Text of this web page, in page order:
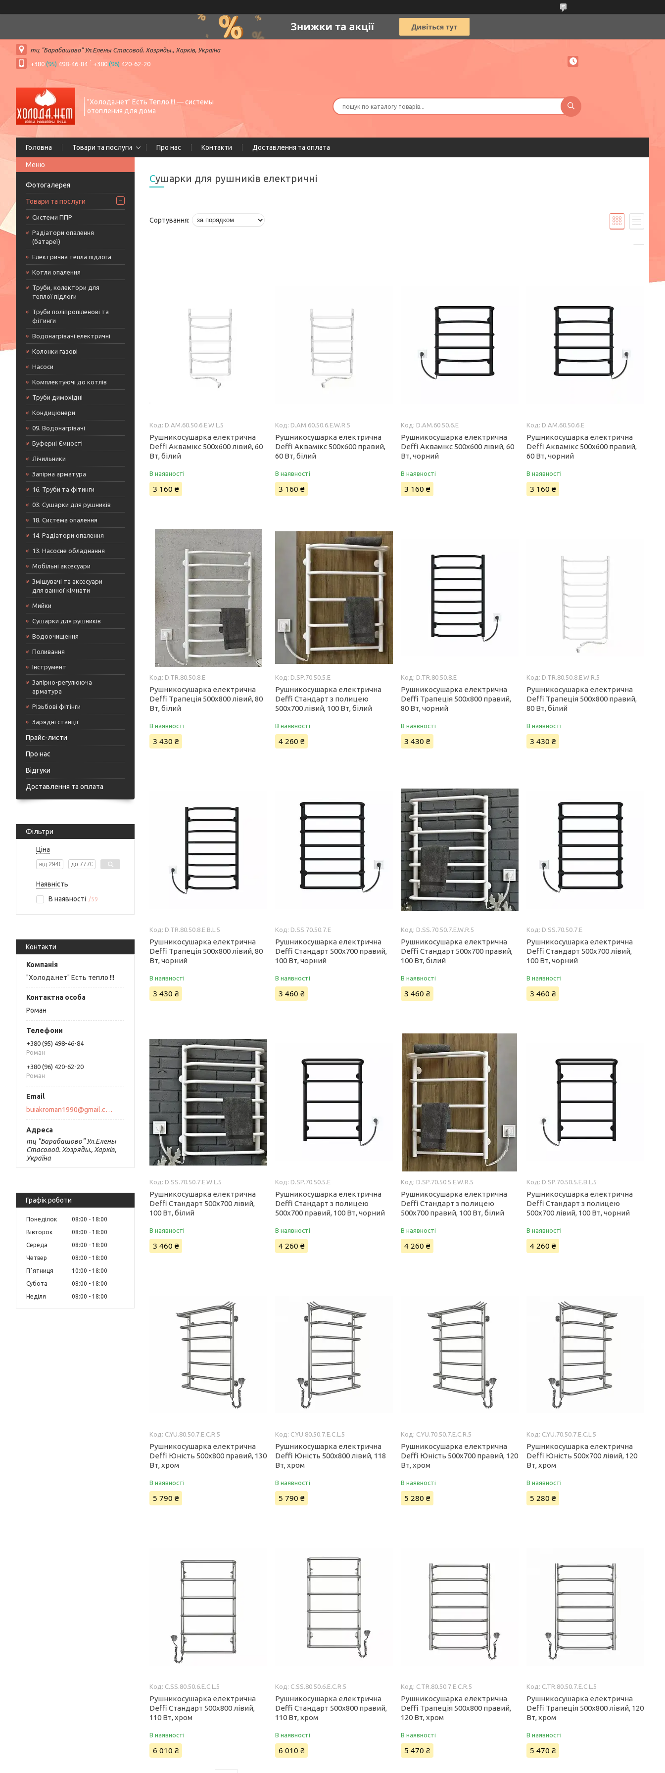
тц "Барабашово" Ул.Елены Стасовой. Хозряды., Харків, Україна
+380 (95) 498-46-84 +380 (96) 420-62-20
"Холода.нет" Есть Тепло !!! — системы
отопления для дома
Головна Товари та послуги Про нас Контакти Доставлення та оплата
Фотогалерея
Товари та послуги
Системи ППР
Радіатори опалення
(батареї)
Електрична тепла підлога
Котли опалення
Труби, колектори для
теплої підлоги
Труби поліпропіленові та
фітинги
Водонагрівачі електричні
Колонки газові
Насоси
Комплектуючі до котлів
Труби димохідні
Кондиціонери
09. Водонагрівачі
Буферні Ємності
Лічильники
Запірна арматура
16. Труби та фітинги
03. Сушарки для рушників
18. Система опалення
14. Радіатори опалення
13. Насосне обладнання
Мобільні аксесуари
Змішувачі та аксесуари
для ванної кімнати
Мийки
Сушарки для рушників
Водоочищення
Поливання
Інструмент
Запірно-регулююча
арматура
Різьбові фітінги
Зарядні станції
Прайс-листи
Про нас
Відгуки
Доставлення та оплата
Фільтри
Ціна
Наявність
В наявності
59
Контакти
"Холода.нет" Есть тепло !!!
Роман
+380 (95) 498-46-84
Роман
+380 (96) 420-62-20
Роман
buiakroman1990@gmail.com
тц "Барабашово" Ул.Елены
Стасовой. Хозряды., Харків,
Україна
Графік роботи
Понеділок 08:00
18:00
Вівторок
08:00
18:00
Середа
08:00
18:00
Четвер
08:00
18:00
Пʼятниця
10:00
18:00
Субота
08:00
18:00
Неділя
08:00 18:00
Сушарки для рушників електричні
D.AM.60.50.6.E.W.L.5
Рушникосушарка електрична
Deffi Аквамікс 500x600 лівий, 60
Вт, білий
В наявності
3 160 ₴
D.AM.60.50.6.E.W.R.5
Рушникосушарка електрична
Deffi Аквамікс 500x600 правий,
60 Вт, білий
В наявності
3 160 ₴
D.AM.60.50.6.E
Рушникосушарка електрична
Deffi Аквамікс 500x600 лівий, 60
Вт, чорний
В наявності
3 160 ₴
D.AM.60.50.6.E
Рушникосушарка електрична
Deffi Аквамікс 500x600 правий,
60 Вт, чорний
В наявності
3 160 ₴
D.TR.80.50.8.E
Рушникосушарка електрична
Deffi Трапеція 500x800 лівий, 80
Вт, білий
В наявності
3 430 ₴
D.SP.70.50.5.E
Рушникосушарка електрична
Deffi Стандарт з полицею
500x700 лівий, 100 Вт, білий
В наявності
4 260 ₴
D.TR.80.50.8.E
Рушникосушарка електрична
Deffi Трапеція 500x800 правий,
80 Вт, чорний
В наявності
3 430 ₴
D.TR.80.50.8.E.W.R.5
Рушникосушарка електрична
Deffi Трапеція 500x800 правий,
80 Вт, білий
В наявності
3 430 ₴
D.TR.80.50.8.E.B.L.5
Рушникосушарка електрична
Deffi Трапеція 500x800 лівий, 80
Вт, чорний
В наявності
3 430 ₴
D.SS.70.50.7.E
Рушникосушарка електрична
Deffi Стандарт 500x700 правий,
100 Вт, чорний
В наявності
3 460 ₴
D.SS.70.50.7.E.W.R.5
Рушникосушарка електрична
Deffi Стандарт 500x700 правий,
100 Вт, білий
В наявності
3 460 ₴
D.SS.70.50.7.E
Рушникосушарка електрична
Deffi Стандарт 500x700 лівий,
100 Вт, чорний
В наявності
3 460 ₴
D.SS.70.50.7.E.W.L.5
Рушникосушарка електрична
Deffi Стандарт 500x700 лівий,
100 Вт, білий
В наявності
3 460 ₴
D.SP.70.50.5.E
Рушникосушарка електрична
Deffi Стандарт з полицею
500x700 правий, 100 Вт, чорний
В наявності
4 260 ₴
D.SP.70.50.5.E.W.R.5
Рушникосушарка електрична
Deffi Стандарт з полицею
500x700 правий, 100 Вт, білий
В наявності
4 260 ₴
D.SP.70.50.5.E.B.L.5
Рушникосушарка електрична
Deffi Стандарт з полицею
500x700 лівий, 100 Вт, чорний
В наявності
4 260 ₴
C.YU.80.50.7.Е.C.R.5
Рушникосушарка електрична
Deffi Юність 500x800 правий, 130
Вт, хром
В наявності
5 790 ₴
C.YU.80.50.7.E.C.L.5
Рушникосушарка електрична
Deffi Юність 500x800 лівий, 118
Вт, хром
В наявності
5 790 ₴
C.YU.70.50.7.E.C.R.5
Рушникосушарка електрична
Deffi Юність 500x700 правий, 120
Вт, хром
В наявності
5 280 ₴
C.YU.70.50.7.E.C.L.5
Рушникосушарка електрична
Deffi Юність 500x700 лівий, 120
Вт, хром
В наявності
5 280 ₴
C.SS.80.50.6.Е.C.L.5
Рушникосушарка електрична
Deffi Стандарт 500x800 лівий,
110 Вт, хром
В наявності
6 010 ₴
C.SS.80.50.6.E.C.R.5
Рушникосушарка електрична
Deffi Стандарт 500x800 правий,
110 Вт, хром
В наявності
6 010 ₴
C.TR.80.50.7.E.C.R.5
Рушникосушарка електрична
Deffi Трапеція 500x800 правий,
120 Вт, хром
В наявності
5 470 ₴
C.TR.80.50.7.E.C.L.5
Рушникосушарка електрична
Deffi Трапеція 500x800 лівий, 120
Вт, хром
В наявності
5 470 ₴